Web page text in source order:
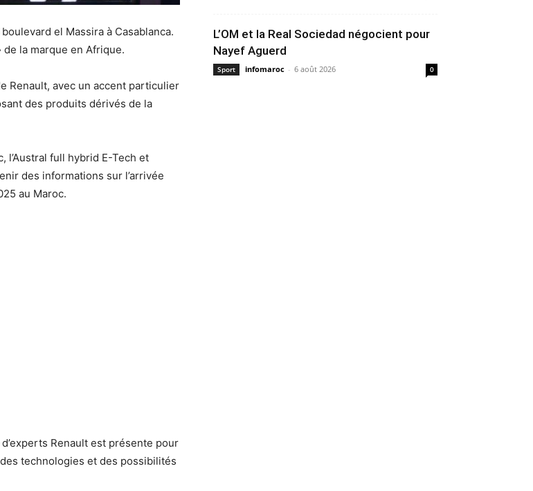
el Massira à Casablanca.
la marque en Afrique.
Renault, avec un accent particulier
des produits dérivés de la
l’Austral full hybrid E-Tech et
des informations sur l’arrivée
au Maroc.
Renault est présente pour
technologies et des possibilités
L’OM et la Real Sociedad négocient pour
Nayef Aguerd
Sport infomaroc - 6 août 2026 0